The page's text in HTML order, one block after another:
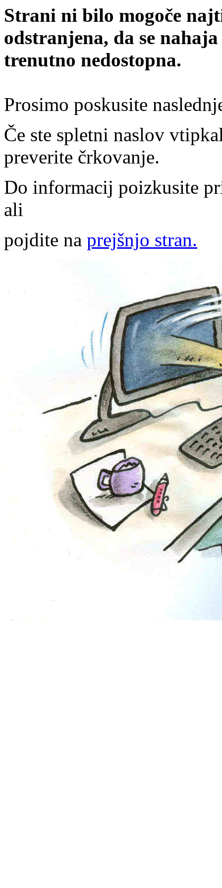
Strani ni bilo mogoče
odstranjena, da se
trenutno nedostopna.
Prosimo poskusite
Če ste spletni naslov
preverite črkovanje.
Do informacij poizkusite
ali
pojdite na prejšnjo stran.